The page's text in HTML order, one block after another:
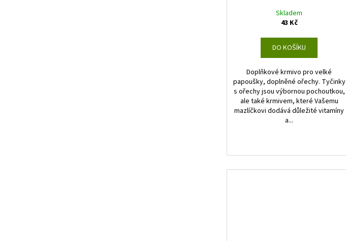
Skladem
43 Kč
DO KOŠÍKU
Doplňkové krmivo pro velké
papoušky, doplněné ořechy. Tyčinky
s ořechy jsou výbornou pochoutkou,
ale také krmivem, které Vašemu
mazlíčkovi dodává důležité vitamíny
a...